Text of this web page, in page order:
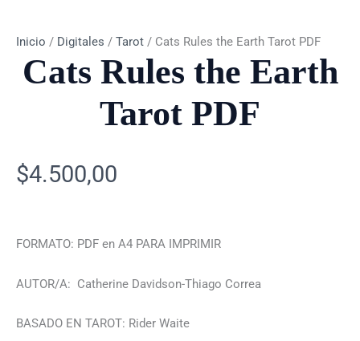
Inicio / Digitales / Tarot / Cats Rules the Earth Tarot PDF
Cats Rules the Earth
Tarot PDF
$4.500,00
FORMATO: PDF en A4 PARA IMPRIMIR
AUTOR/A: Catherine Davidson-Thiago Correa
BASADO EN TAROT: Rider Waite